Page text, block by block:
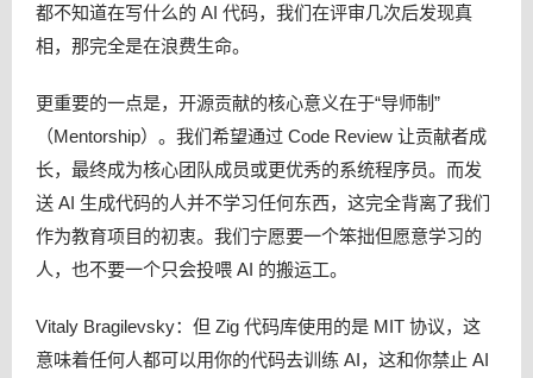
都不知道在写什么的 AI 代码，我们在评审几次后发现真
相，那完全是在浪费生命。
更重要的一点是，开源贡献的核心意义在于“导师制”
（Mentorship）。我们希望通过 Code Review 让贡献者成
长，最终成为核心团队成员或更优秀的系统程序员。而发
送 AI 生成代码的人并不学习任何东西，这完全背离了我们
作为教育项目的初衷。我们宁愿要一个笨拙但愿意学习的
人，也不要一个只会投喂 AI 的搬运工。
Vitaly Bragilevsky：但 Zig 代码库使用的是 MIT 协议，这
意味着任何人都可以用你的代码去训练 AI，这和你禁止 AI